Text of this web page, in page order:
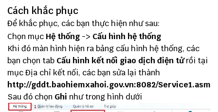
Cách khắc phục
Để khắc phục, các bạn thực hiện như sau:
Chọn mục Hệ thống -> Cấu hình hệ thống
Khi đó màn hình hiện ra bảng cấu hình hệ thống, các
bạn chọn tab Cấu hình kết nối giao dịch điện tửrồi tại
mục Địa chỉ kết nối, các bạn sửa lại thành
http://gddt.baohiemxahoi.gov.vn:8082/Service1.asmx
Sau đó chọn Ghi như trong hình dưới